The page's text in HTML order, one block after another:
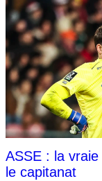
ASSE : la
le capitanat